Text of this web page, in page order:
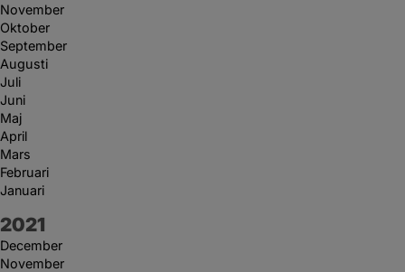
November
Oktober
September
Augusti
Juli
Juni
Maj
April
Mars
Februari
Januari
År:
2021
December
November